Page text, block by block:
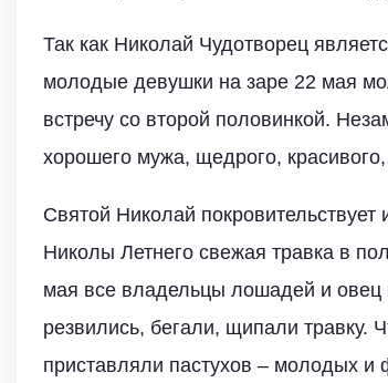
Так как Николай Чудотворец
молодые девушки на заре 22 мая
встречу со второй половинкой.
хорошего мужа, щедрого,
Святой Николай
Николы Летнего свежая травка в
мая все владельцы лошадей и
резвились, бегали, щипали
приставляли пастухов – молодых и